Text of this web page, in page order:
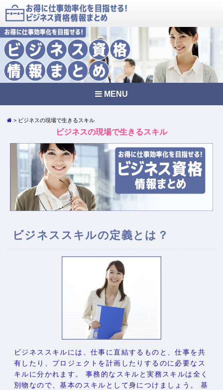
MENU
ビジネスの現場で生きるスキル
ビジネスの現場で生きるスキル
ビジネススキルの定義とは？
ビジネススキルには、仕事に直結するものと、仕事を共
有したり、プロジェクトを計画したりするのに必要なス
キルに分かれます。 事務的なスキルと実務スキルは全く
別物なので、基本のスキルとして身につけましょう。 基